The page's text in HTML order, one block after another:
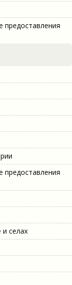
предоставления
предоставления
селах